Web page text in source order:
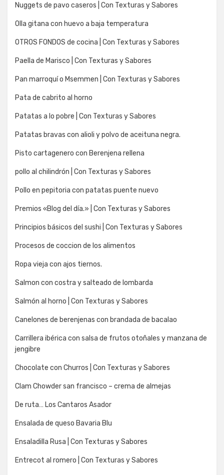
Nuggets de pavo caseros | Con Texturas y Sabores
Olla gitana con huevo a baja temperatura
OTROS FONDOS de cocina | Con Texturas y Sabores
Paella de Marisco | Con Texturas y Sabores
Pan marroquí o Msemmen | Con Texturas y Sabores
Pata de cabrito al horno
Patatas a lo pobre | Con Texturas y Sabores
Patatas bravas con alioli y polvo de aceituna negra.
Pisto cartagenero con Berenjena rellena
pollo al chilindrón | Con Texturas y Sabores
Pollo en pepitoria con patatas puente nuevo
Premios «Blog del día.» | Con Texturas y Sabores
Principios básicos del sushi | Con Texturas y Sabores
Procesos de coccion de los alimentos
Ropa vieja con ajos tiernos.
Salmon con costra y salteado de lombarda
Salmón al horno | Con Texturas y Sabores
Canelones de berenjenas con brandada de bacalao
Carrillera ibérica con salsa de frutos otoñales y manzana de
jengibre
Chocolate con Churros | Con Texturas y Sabores
Clam Chowder san francisco – crema de almejas
De ruta… Los Cantaros Asador
Ensalada de queso Bavaria Blu
Ensaladilla Rusa | Con Texturas y Sabores
Entrecot al romero | Con Texturas y Sabores